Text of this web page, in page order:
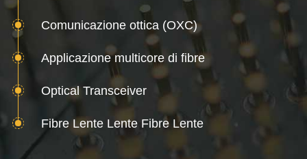
Comunicazione ottica (OXC)
Applicazione multicore di fibre
Optical Transceiver
Fibre Lente Lente Fibre Lente